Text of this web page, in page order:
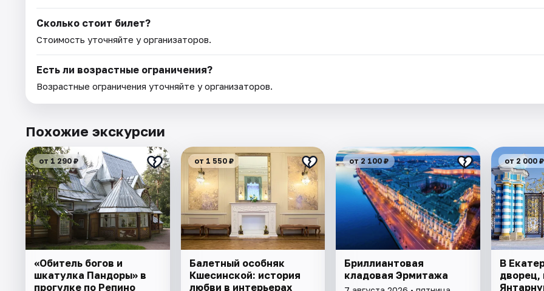
Сколько стоит билет?
Стоимость уточняйте у организаторов.
Есть ли возрастные ограничения?
Возрастные ограничения уточняйте у организаторов.
Похожие экскурсии
от 1 290 ₽
«Обитель богов и
шкатулка Пандоры» в
прогулке по Репино
от 1 550 ₽
Балетный особняк
Кшесинской: история
любви в интерьерах
от 2 100 ₽
Бриллиантовая
кладовая Эрмитажа
от 2 000 ₽
В
дворец,